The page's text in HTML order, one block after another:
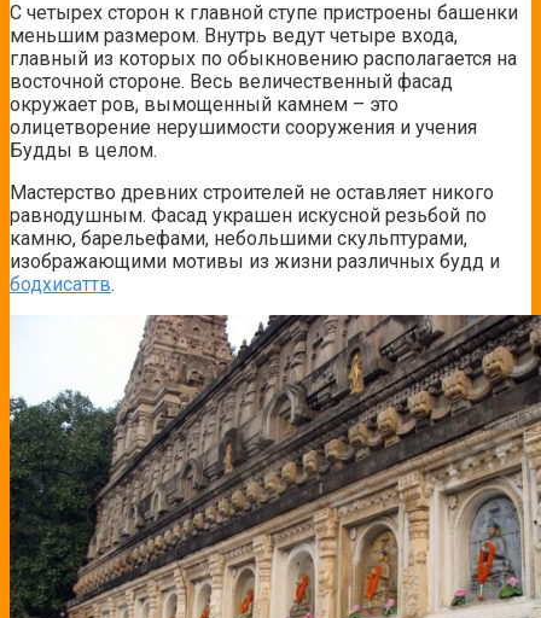
С четырех сторон к главной ступе пристроены башенки
меньшим размером. Внутрь ведут четыре входа,
главный из которых по обыкновению располагается на
восточной стороне. Весь величественный фасад
окружает ров, вымощенный камнем – это
олицетворение нерушимости сооружения и учения
Будды в целом.
Мастерство древних строителей не оставляет никого
равнодушным. Фасад украшен искусной резьбой по
камню, барельефами, небольшими скульптурами,
изображающими мотивы из жизни различных будд и
бодхисаттв.